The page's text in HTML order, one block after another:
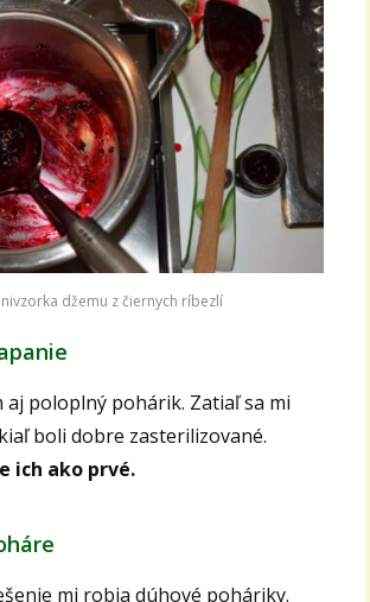
džemu z čiernych ríbezlí
aj poloplný pohárik. Zatiaľ sa mi
boli dobre zasterilizované.
ich ako prvé.
mi robia dúhové poháriky.